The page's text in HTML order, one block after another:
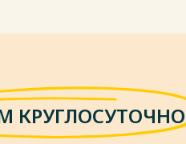
КРУГЛОСУТОЧНО